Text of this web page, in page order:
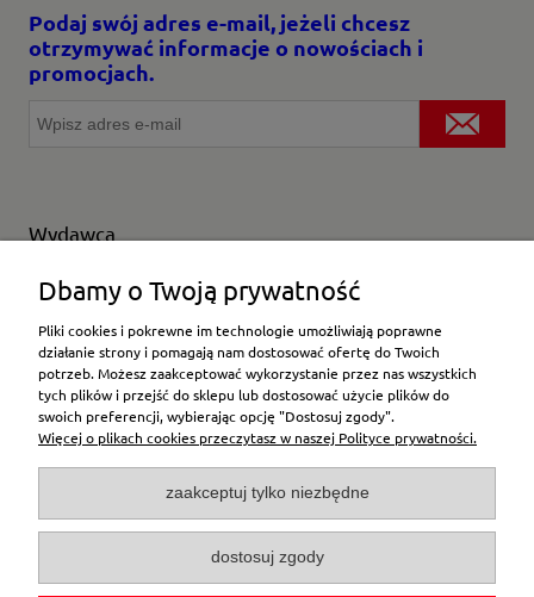
Podaj swój adres e-mail, jeżeli chcesz
otrzymywać informacje o nowościach i
promocjach.
Wydawca
Wybierz producenta
Moje konto
Płatności i dostawa
Pomoc
O firmie
Dbamy o Twoją prywatność
Pliki cookies i pokrewne im technologie umożliwiają poprawne
działanie strony i pomagają nam dostosować ofertę do Twoich
potrzeb. Możesz zaakceptować wykorzystanie przez nas wszystkich
tych plików i przejść do sklepu lub dostosować użycie plików do
swoich preferencji, wybierając opcję "Dostosuj zgody".
Więcej o plikach cookies przeczytasz w naszej Polityce prywatności.
zaakceptuj tylko niezbędne
dostosuj zgody